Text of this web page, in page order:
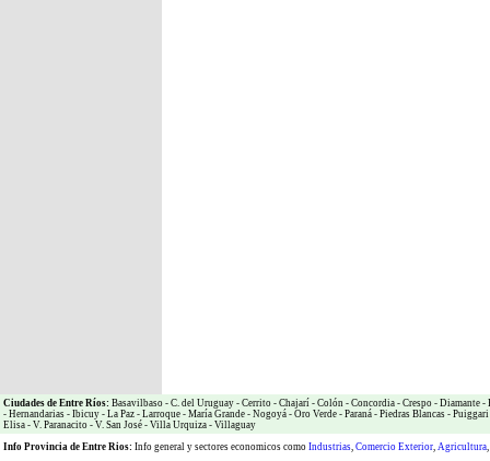
Ciudades de Entre Ríos: Basavilbaso - C. del Uruguay - Cerrito - Chajarí - Colón - Concordia - Crespo - Diamante -
- Hernandarias - Ibicuy - La Paz - Larroque - María Grande - Nogoyá - Oro Verde - Paraná - Piedras Blancas - Puiggari
Elisa - V. Paranacito - V. San José - Villa Urquiza - Villaguay
Info Provincia de Entre Rios: Info general y sectores economicos como Industrias, Comercio Exterior, Agricultura,